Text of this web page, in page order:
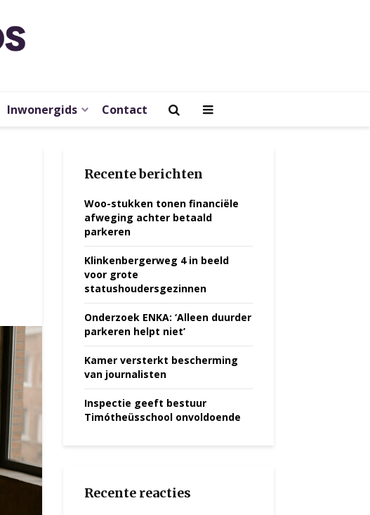
Inwonergids Contact
Recente berichten
Woo-stukken tonen financiële
afweging achter betaald
parkeren
Klinkenbergerweg 4 in beeld
voor grote
statushoudersgezinnen
Onderzoek ENKA: ‘Alleen duurder
parkeren helpt niet’
Kamer versterkt bescherming
van journalisten
Inspectie geeft bestuur
Timótheüsschool onvoldoende
Recente reacties